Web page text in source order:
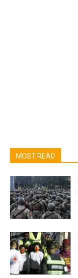
MOST READ